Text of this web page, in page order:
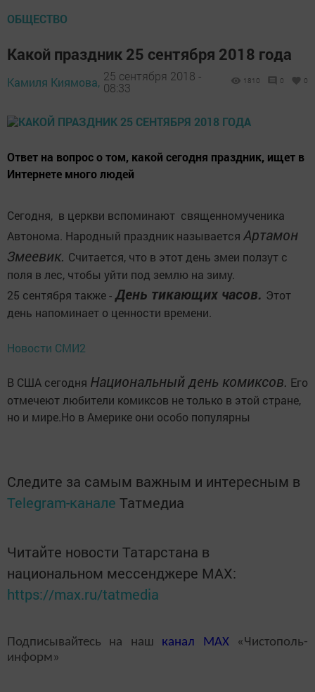
ОБЩЕСТВО
Какой праздник 25 сентября 2018 года
Камиля Киямова, 25 сентября 2018 -
08:33
1810 0 0
Ответ на вопрос о том, какой сегодня праздник, ищет в
Интернете много людей
Сегодня, в церкви вспоминают священномученика
Автонома. Народный праздник называется Артамон
Змеевик. Считается, что в этот день змеи ползут с
поля в лес, чтобы уйти под землю на зиму.
25 сентября также - День тикающих часов. Этот
день напоминает о ценности времени.
Новости СМИ2
В США сегодня Национальный день комиксов. Его
отмечеют любители комиксов не только в этой стране,
но и мире.Но в Америке они особо популярны
Следите за самым важным и интересным в
Telegram-канале Татмедиа
Читайте новости Татарстана в
национальном мессенджере MАХ:
https://max.ru/tatmedia
Подписывайтесь на наш канал MAX«Чистополь-
информ»